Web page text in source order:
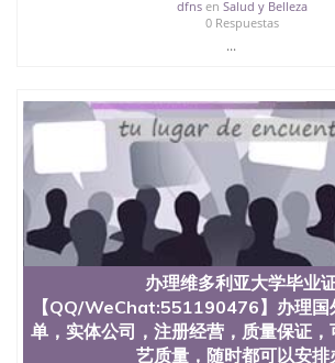
信551190476法国留学回国证明QQ微信
外烫金照片QQ微信551190476外国文凭
外硕士文凭办理QQ微信551190476 网上
吗QQ微信551190476买国外文凭质量
551190476国外本科毕业证怎么办理QQ
551190476国外大学文凭真制作QQ微信
国外文凭可找工作QQ微信551190476
证QQ微信551190476办理国外毕业证价
551190476国外编号查询QQ微信
文凭要交定金吗QQ微信551190476办国
QQ微信551190476网上购买真文凭可信
551190476学士学位证书查询机构QQ微
国外资格证书办理QQ微信551190476
证QQ微信551190476海外文凭认证办理
551190476 圣何塞州立大学（San Jose
dfnsen Salud y Belleza
0 Respuestas
...
办理维多利亚大学毕业
【QQ/WeChat:551190476】办理国
单，实体公司，注册经营，质量保证
艺质量，随时都可以安排